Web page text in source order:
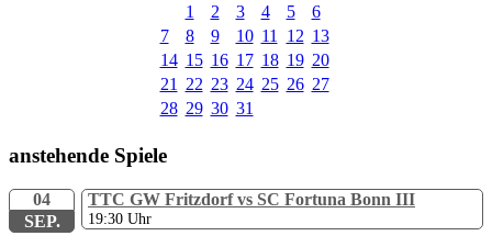
1
2 3 4 5
6
7
8 9 10 11 12 13
14 15 16 17 18 19 20
21
22 23 24 25 26 27
28 29 30 31
anstehende Spiele
04
SEP.
TTC GW Fritzdorf vs SC Fortuna Bonn III
19:30 Uhr